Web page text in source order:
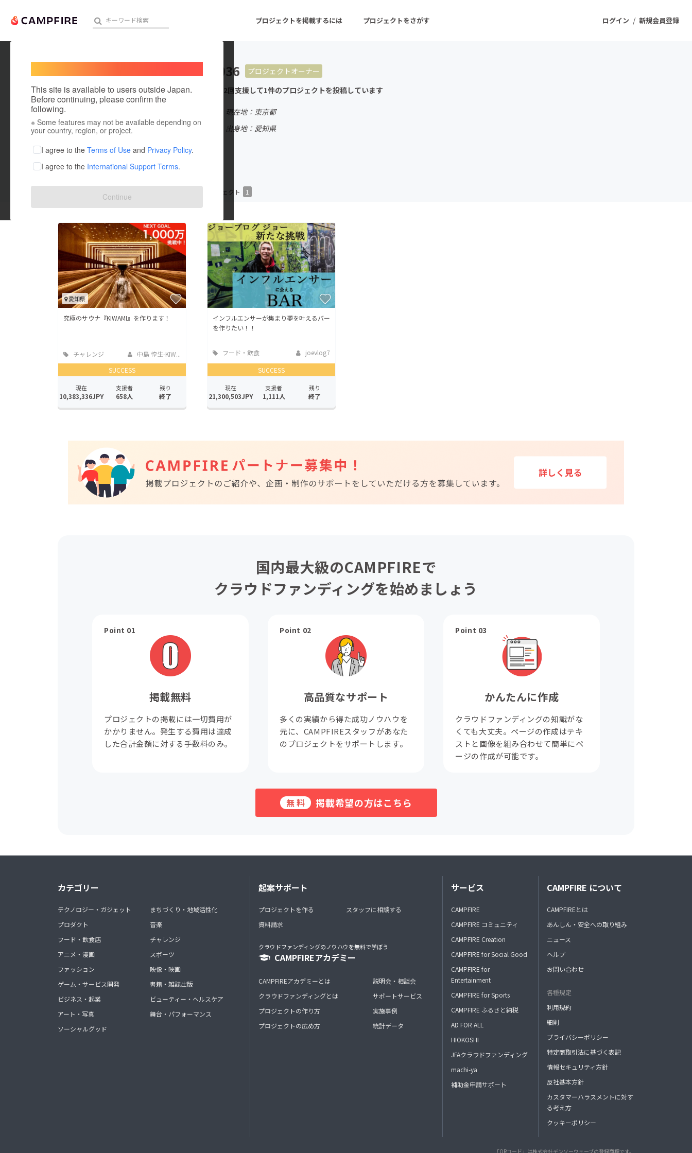
ログイン / 新規会員登録
プロジェクトを掲載するには プロジェクトをさがす
人気のプロジェクト 注目のリターン 注目の新着プロジェクト
アート・写真 音楽
テクノロジー・ガジェット
映像・映画
ビジネス・起業
チャレンジ
まちづくり・地域活性化
CAMPFIRE for Social Good
CAMPFIREふるさと納税
This site is available to users outside Japan.
Before continuing, please confirm the
following.
※ Some features may not be available depending on
your country, region, or project.
I agree to the Terms of Use and Privacy Policy.
I agree to the International Support Terms.
Continue
akaike036
プロジェクトオーナー
これまでに2回支援して1件のプロジェクトを投稿しています
現在地：東京都
出身国：日本
出身地：愛知県
プロジェクト 1
愛知県
究極のサウナ『KIWAMI』を作ります！
チャレンジ
中島 惇生-KIW...
SUCCESS
現在
10,383,336JPY
支援者
658人
残り
終了
インフルエンサーが集まり夢を叶えるバー
を作りたい！！
フード・飲食
joevlog7
SUCCESS
現在
21,300,503JPY
支援者
1,111人
残り
終了
国内最大級のCAMPFIREで
クラウドファンディングを始めましょう
Point 01
掲載無料
プロジェクトの掲載には一切費用が
かかりません。発生する費用は達成
した合計金額に対する手数料のみ。
Point 02
高品質なサポート
多くの実績から得た成功ノウハウを
元に、CAMPFIREスタッフがあなた
のプロジェクトをサポートします。
Point 03
かんたんに作成
クラウドファンディングの知識がな
くても大丈夫。ページの作成はテキ
ストと画像を組み合わせて簡単にペ
ージの作成が可能です。
無料 掲載希望の方はこちら
カテゴリー
テクノロジー・ガジェット
プロダクト
フード・飲食店
アニメ・漫画
ファッション
ゲーム・サービス開発
ビジネス・起業
アート・写真
ソーシャルグッド
まちづくり・地域活性化
音楽
チャレンジ
スポーツ
映像・映画
書籍・雑誌出版
ビューティー・ヘルスケア
舞台・パフォーマンス
起案サポート
プロジェクトを作る
資料請求
スタッフに相談する
クラウドファンディングのノウハウを無料で学ぼう
CAMPFIREアカデミー
CAMPFIREアカデミーとは
クラウドファンディングとは
プロジェクトの作り方
プロジェクトの広め方
説明会・相談会
サポートサービス
実施事例
統計データ
サービス
CAMPFIRE
CAMPFIRE コミュニティ
CAMPFIRE Creation
CAMPFIRE for Social Good
CAMPFIRE for
Entertainment
CAMPFIRE for Sports
CAMPFIRE ふるさと納税
AD FOR ALL
HIOKOSHI
JFAクラウドファンディング
machi-ya
補助金申請サポート
CAMPFIRE について
CAMPFIREとは
あんしん・安全への取り組み
ニュース
ヘルプ
お問い合わせ
各種規定
利用規約
細則
プライバシーポリシー
特定商取引法に基づく表記
情報セキュリティ方針
反社基本方針
カスタマーハラスメントに対す
る考え方
クッキーポリシー
「QRコード」は株式会社デンソーウェーブの登録商標です。